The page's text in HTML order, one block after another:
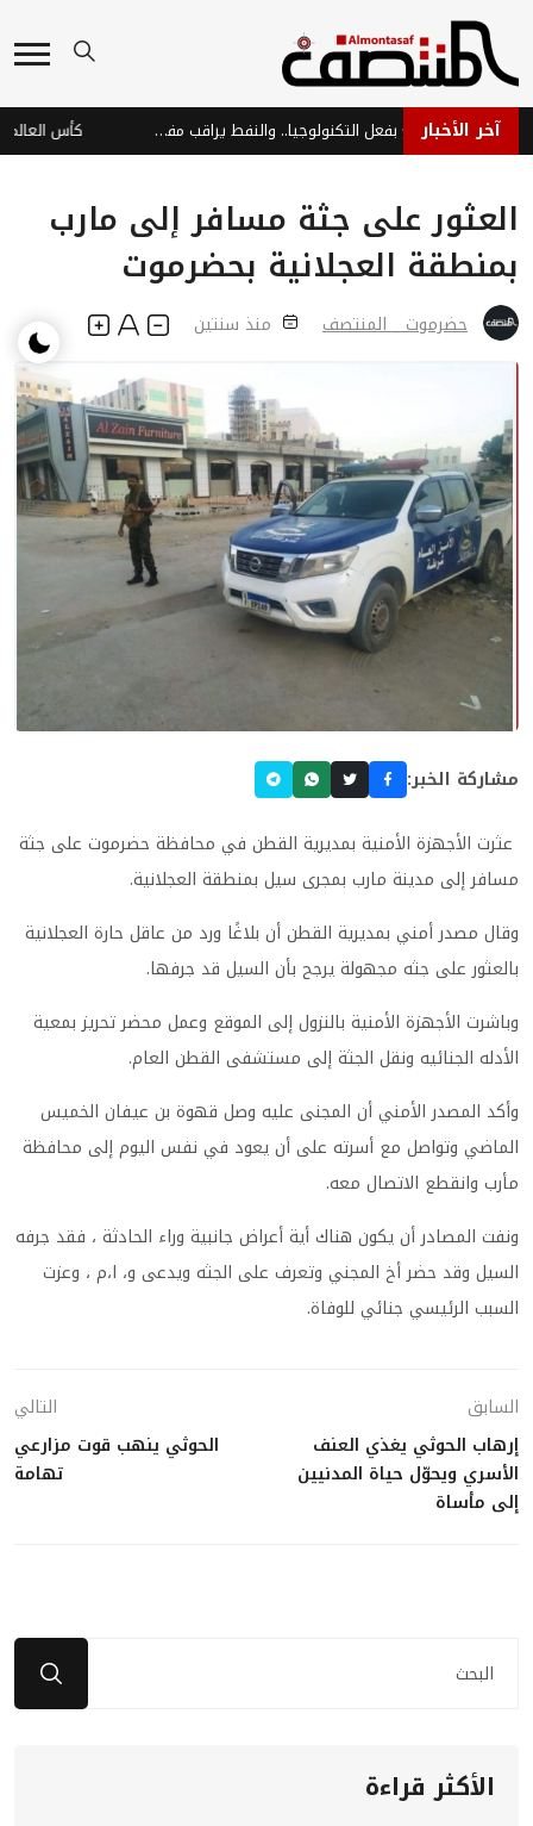
آخر الأخبار أسواق آسيا تتراجع بفعل التكنولوجيا.. والنفط يراقب مفاوضات السلام
العثور على جثة مسافر إلى مارب
بمنطقة العجلانية بحضرموت
حضرموت _ المنتصف منذ سنتين
مشاركة الخبر:
عثرت الأجهزة الأمنية بمديرية القطن في محافظة حضرموت على جثة
مسافر إلى مدينة مارب بمجرى سيل بمنطقة العجلانية.
وقال مصدر أمني بمديرية القطن أن بلاغًا ورد من عاقل حارة العجلانية
بالعثور على جثه مجهولة يرجح بأن السيل قد جرفها.
وباشرت الأجهزة الأمنية بالنزول إلى الموقع وعمل محضر تحريز بمعية
الأدله الجنائيه ونقل الجثة إلى مستشفى القطن العام.
وأكد المصدر الأمني أن المجنى عليه وصل قهوة بن عيفان الخميس
الماضي وتواصل مع أسرته على أن يعود في نفس اليوم إلى محافظة
مأرب وانقطع الاتصال معه.
ونفت المصادر أن يكون هناك أية أعراض جانبية وراء الحادثة ، فقد جرفه
السيل وقد حضر أخ المجني وتعرف على الجثه ويدعى و، ا،م ، وعزت
السبب الرئيسي جنائي للوفاة.
السابق
إرهاب الحوثي يغذي العنف
الأسري ويحوّل حياة المدنيين
إلى مأساة
التالي
الحوثي ينهب قوت مزارعي
تهامة
الأكثر قراءة